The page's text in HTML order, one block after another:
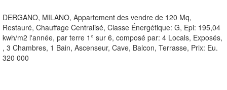
DERGANO, MILANO, Appartement des vendre de 120 Mq,
Restauré, Chauffage Centralisé, Classe Énergétique: G, Epi: 195,04
kwh/m2 l'année, par terre 1° sur 6, composé par: 4 Locals, Exposés,
, 3 Chambres, 1 Bain, Ascenseur, Cave, Balcon, Terrasse, Prix: Eu.
320 000